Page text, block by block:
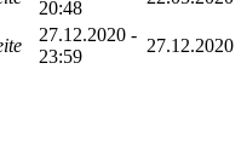
20:48
27.12.2020 -
23:59
27.12.2020